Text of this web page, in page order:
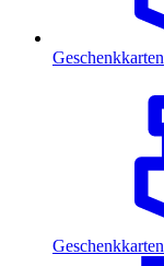
Geschenkkarten
Geschenkkarten